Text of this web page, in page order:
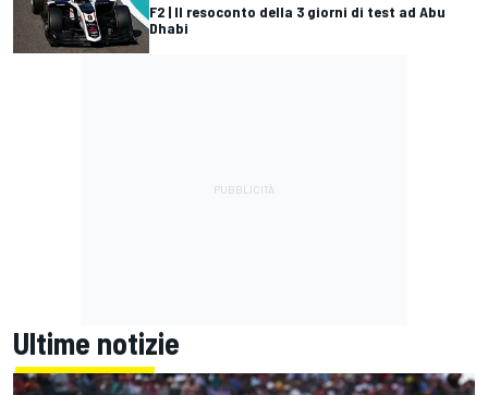
F2 | Il resoconto della 3 giorni di test ad Abu
Dhabi
Ultime notizie